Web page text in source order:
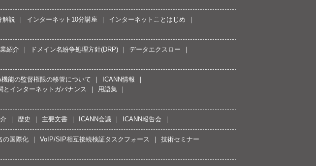
解説 インターネット10分講座
インターネットことはじめ
紹介 ドメイン名紛争処理方針(DRP)
データエクスロー
機能の監督権限の移管について
ICANN情報
とインターネットガバナンス
用語集
歴史 主要文書 ICANN会議 ICANN報告会
の国際化 VoIP/SIP相互接続検証タスクフォース
技術セミナー